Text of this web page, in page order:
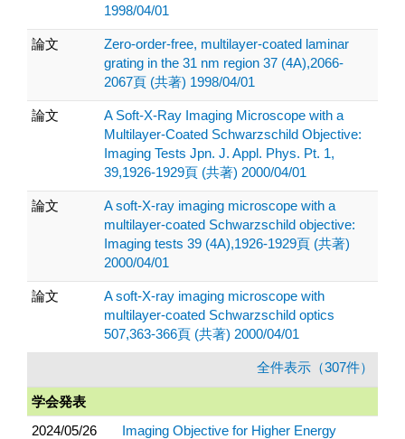
1998/04/01
論文
Zero-order-free, multilayer-coated laminar
grating in the 31 nm region 37 (4A),2066-
2067頁 (共著) 1998/04/01
論文
A Soft-X-Ray Imaging Microscope with a
Multilayer-Coated Schwarzschild Objective:
Imaging Tests Jpn. J. Appl. Phys. Pt. 1,
39,1926-1929頁 (共著) 2000/04/01
論文
A soft-X-ray imaging microscope with a
multilayer-coated Schwarzschild objective:
Imaging tests 39 (4A),1926-1929頁 (共著)
2000/04/01
論文
A soft-X-ray imaging microscope with
multilayer-coated Schwarzschild optics
507,363-366頁 (共著) 2000/04/01
全件表示（307件）
学会発表
2024/05/26
Imaging Objective for Higher Energy